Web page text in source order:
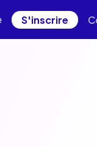
S'inscrire